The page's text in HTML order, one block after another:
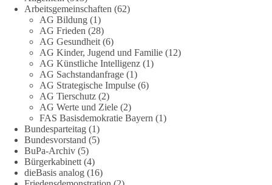
Jetzt abstimmen: Welche Rolle soll Deutschland in Sachen
Verteidung übernehmen❓
Das Bundesministerium der Verteidigung schreibt im
Strategiepapier, dass die Bundeswehr zum Schutz des Landes
und der Verbündeten abschreckungs- und verteidigungsfähig
sein muss. Die strategische Ausrichtung sieht vor, dass
Deutschland in der NATO eine Führungsrolle übernimmt, zur
stärksten konventionellen Armee Europas werden soll und
über die Verteidigungsbereitschaft hinaus aufrüstet.
Wie siehst du das? Mach jetzt bei unserer Umfrage mit und sag
uns deine Meinung:
Arbeitsgemeinschaften (62)
AG Bildung (1)
AG Frieden (28)
AG Gesundheit (6)
AG Kinder, Jugend und Familie (12)
AG Künstliche Intelligenz (1)
AG Sachstandanfrage (1)
AG Strategische Impulse (6)
AG Tierschutz (2)
AG Werte und Ziele (2)
FAS Basisdemokratie Bayern (1)
Bundesparteitag (1)
Bundesvorstand (5)
BuPa-Archiv (5)
Bürgerkabinett (4)
dieBasis analog (16)